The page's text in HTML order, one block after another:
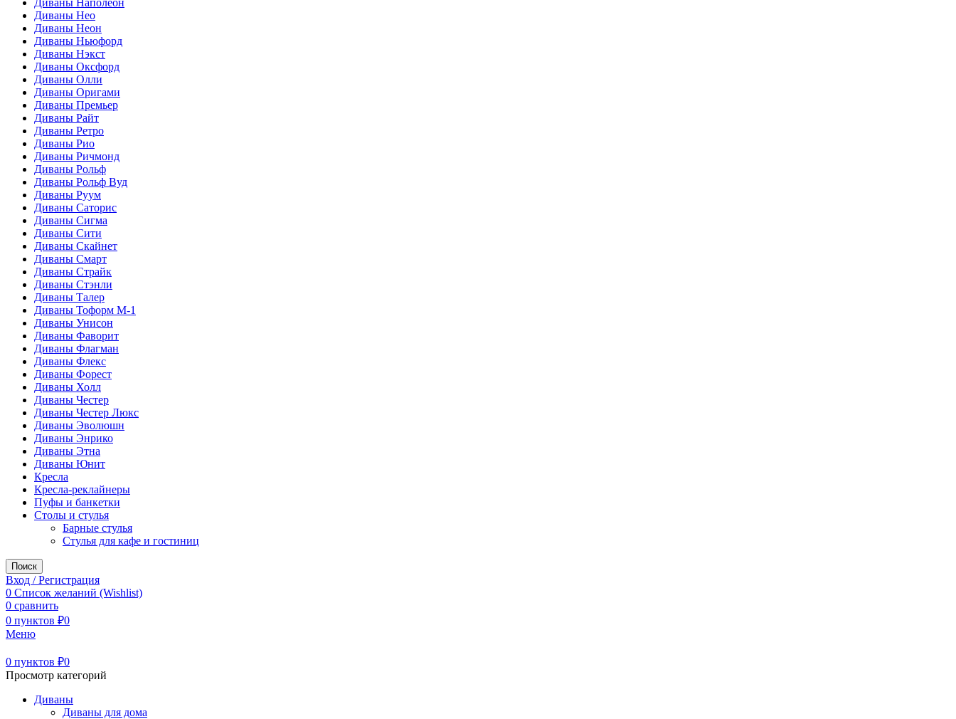
Диваны Наполеон
Диваны Нео
Диваны Неон
Диваны Ньюфорд
Диваны Нэкст
Диваны Оксфорд
Диваны Олли
Диваны Оригами
Диваны Премьер
Диваны Райт
Диваны Ретро
Диваны Рио
Диваны Ричмонд
Диваны Рольф
Диваны Рольф Вуд
Диваны Руум
Диваны Саторис
Диваны Сигма
Диваны Сити
Диваны Скайнет
Диваны Смарт
Диваны Страйк
Диваны Стэнли
Диваны Талер
Диваны Тоформ М-1
Диваны Унисон
Диваны Фаворит
Диваны Флагман
Диваны Флекс
Диваны Форест
Диваны Холл
Диваны Честер
Диваны Честер Люкс
Диваны Эволюшн
Диваны Энрико
Диваны Этна
Диваны Юнит
Кресла
Кресла-реклайнеры
Пуфы и банкетки
Столы и стулья
Барные стулья
Стулья для кафе и гостиниц
Поиск
Вход / Регистрация
0 Список желаний (Wishlist)
0 сравнить
0 пунктов ₽0
Меню
0 пунктов ₽0
Просмотр категорий
Диваны
Диваны для дома